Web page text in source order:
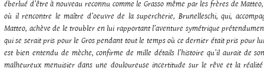
éberlué d’être à nouveau reconnu comme le Grasso même par les frères de
où il rencontre le maître d’oeuvre de la supercherie, Brunelleschi, qui,
Matteo, achève de le troubler en lui rapportant l’aventure symétrique
qui se serait pris pour le Gros pendant tout le temps où ce dernier était pris pour
est bien entendu de mèche, confirme de mille détails l’histoire qu’il aurait de
malheureux menuisier dans une douloureuse incertitude sur le rêve et la